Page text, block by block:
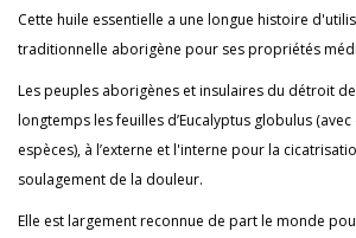
Cette huile essentielle a une longue histoire
traditionnelle aborigène pour ses propriétés
Les peuples aborigènes et insulaires du détroit
longtemps les feuilles d’Eucalyptus globulus
espèces), à l’externe et l'interne pour la
soulagement de la douleur.
Elle est largement reconnue de part le monde